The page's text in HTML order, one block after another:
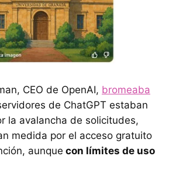
CEO de OpenAI, bromeaba
de ChatGPT estaban
la avalancha de solicitudes,
medida por el acceso gratuito
aunque con límites de uso